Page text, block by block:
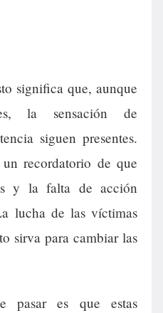
significa que, aunque
la sensación de
siguen presentes.
recordatorio de que
y la falta de acción
lucha de las víctimas
sirva para cambiar las
pasar es que estas